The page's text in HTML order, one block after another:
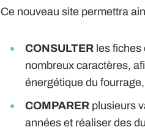
Ce nouveau site permettra
CONSULTER les
nombreux caractères,
énergétique du
COMPARER plusieurs
années et réaliser des